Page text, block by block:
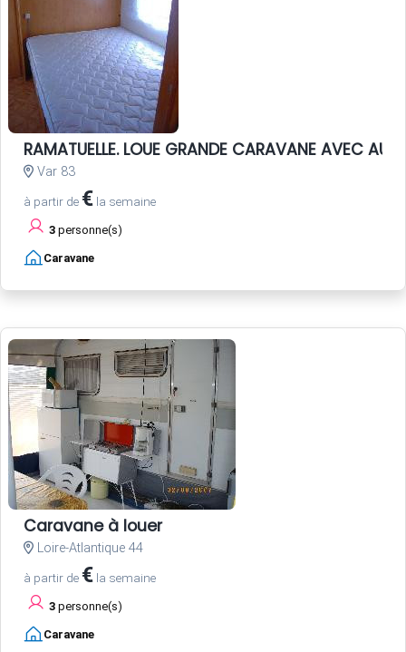
RAMATUELLE. LOUE GRANDE CARAVANE AVEC
Var 83
à partir de € la semaine
3 personne(s)
Caravane
Caravane à louer
Loire-Atlantique 44
à partir de € la semaine
3 personne(s)
Caravane